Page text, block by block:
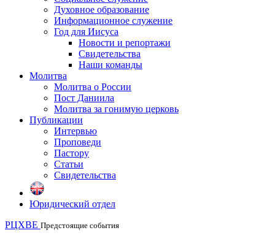
Духовное образование
Информационное служение
Год для Иисуса
Новости и репортажи
Свидетельства
Наши команды
Молитва
Молитва о России
Пост Даниила
Молитва за гонимую церковь
Публикации
Интервью
Проповеди
Пастору
Статьи
Свидетельства
Юридический отдел
РЦХВЕ Предстоящие события